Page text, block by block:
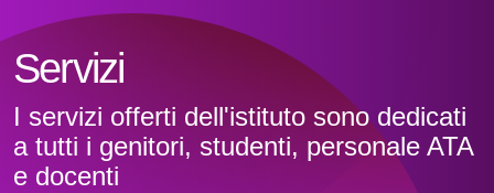
Servizi
I servizi offerti dell'istituto sono dedicati
a tutti i genitori, studenti, personale ATA
e docenti